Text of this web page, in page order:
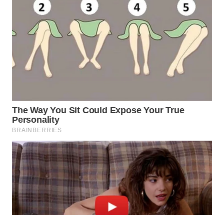
CO ID
WAHANANEWS
NET
WAHANA
WAHANA
UMKM
WAHANA
SELEB
WAHANA
PERSONA